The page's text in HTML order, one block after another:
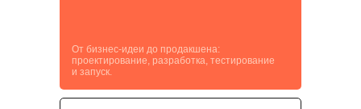
От бизнес-идеи до продакшена:
проектирование, разработка, тестирование
и запуск.